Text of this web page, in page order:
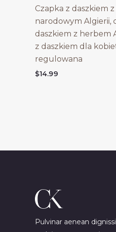
Czapka z daszkiem z
narodowym Algierii,
daszkiem z herbem
z daszkiem dla
regulowana
$14.99
Pulvinar aenean